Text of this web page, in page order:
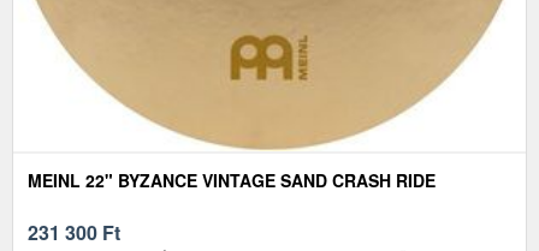
MEINL 22" BYZANCE VINTAGE SAND CRASH RIDE
231 300 Ft